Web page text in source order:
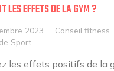
LES EFFETS DE LA GYM ?
2023
Conseil fitness
Sport
les effets positifs de la